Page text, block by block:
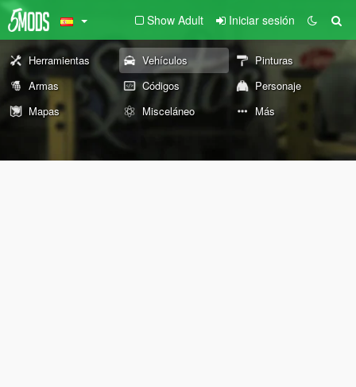
Show Adult Iniciar sesión
Herramientas Vehículos
Pinturas
Armas
Códigos
Personaje
Mapas
Misceláneo Más